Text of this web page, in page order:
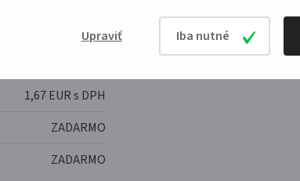
Upraviť Iba nutné
4,30 EUR s DPH
1,67 EUR s DPH
ZADARMO
ZADARMO